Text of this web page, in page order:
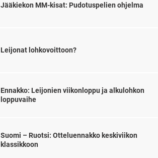
Jääkiekon MM-kisat: Pudotuspelien ohjelma
Leijonat lohkovoittoon?
Ennakko: Leijonien viikonloppu ja alkulohkon
loppuvaihe
Suomi – Ruotsi: Otteluennakko keskiviikon
klassikkoon